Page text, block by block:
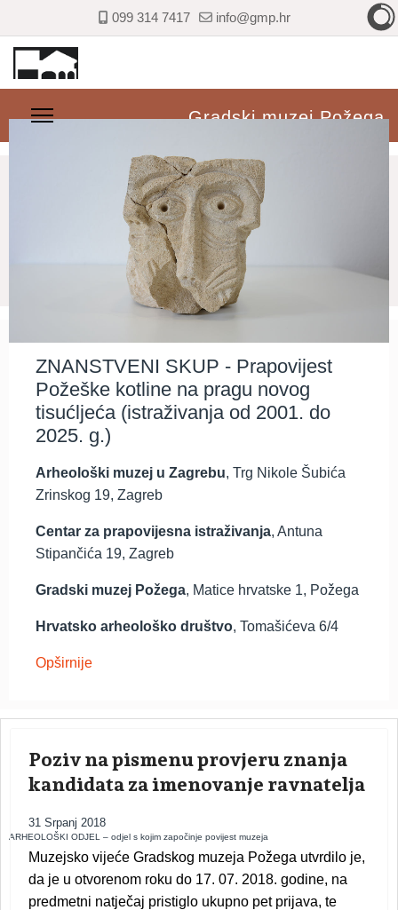
099 314 7417 info@gmp.hr
Gradski muzej Požega
ARHEOLOŠKI ODJEL – odjel s kojim započinje povijest muzeja
ZNANSTVENI SKUP - Prapovijest
Požeške kotline na pragu novog
tisućljeća (istraživanja od 2001. do
2025. g.)
Arheološki muzej u Zagrebu, Trg Nikole Šubića
Zrinskog 19, Zagreb
Centar za prapovijesna istraživanja, Antuna
Stipančića 19, Zagreb
Gradski muzej Požega, Matice hrvatske 1, Požega
Hrvatsko arheološko društvo, Tomašićeva 6/4
Opširnije
Poziv na pismenu provjeru znanja
kandidata za imenovanje ravnatelja
31 Srpanj 2018
Muzejsko vijeće Gradskog muzeja Požega utvrdilo je,
da je u otvorenom roku do 17. 07. 2018. godine, na
predmetni natječaj pristiglo ukupno pet prijava, te